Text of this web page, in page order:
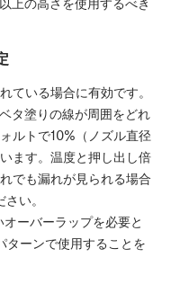
ている場合に有効です。
タ塗りの線が周囲をどれ
ルトで10%（ノズル直径
ます。温度と押し出し倍
でも漏れが見られる場合
い。
ーバーラップを必要と
ーンで使用することを